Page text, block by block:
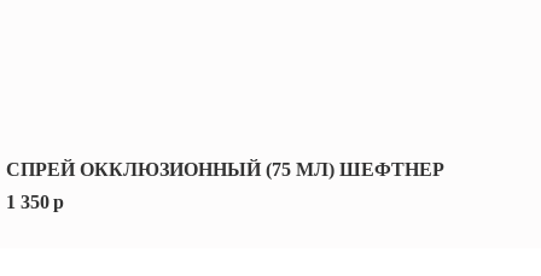
СПРЕЙ ОККЛЮЗИОННЫЙ (75 МЛ) ШЕФТНЕР
1 350p